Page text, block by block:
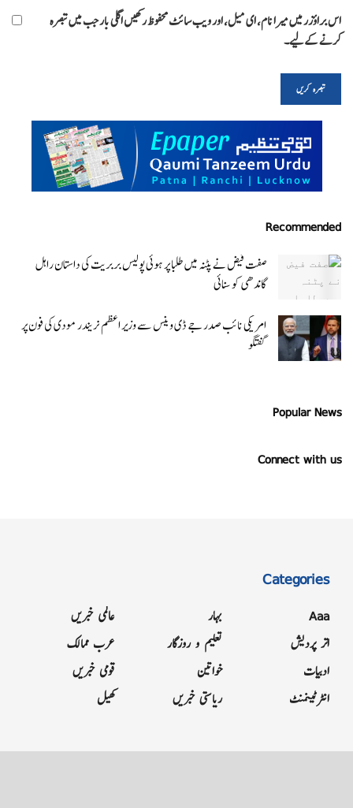
اس براؤزر میں میرا نام، ای میل، اور ویب سائٹ محفوظ رکھیں اگلی بار جب میں تبصرہ
کرنے کےلیے۔
Recommended
صفت فیض نے پٹنہ میں طلبا پر ہوئی پولیس بربریت کی داستان راہل
گاندھی کو سنائی
امریکی نائب صدر جے ڈی وینس سے وزیر اعظم نریندر مودی کی فون پر
گفتگو
Popular News
Connect with us
Categories
Aaa
اتر پردیش
ادبیات
انٹرٹینمنٹ
بہار
تعلیم و روزگار
خواتین
ریاستی خبریں
عالمی خبریں
عرب ممالک
قومی خبریں
کھیل